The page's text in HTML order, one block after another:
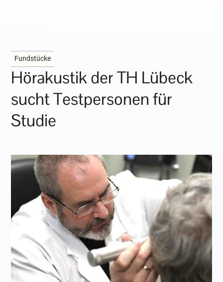
Fundstücke
Hörakustik der TH Lübeck
sucht Testpersonen für
Studie